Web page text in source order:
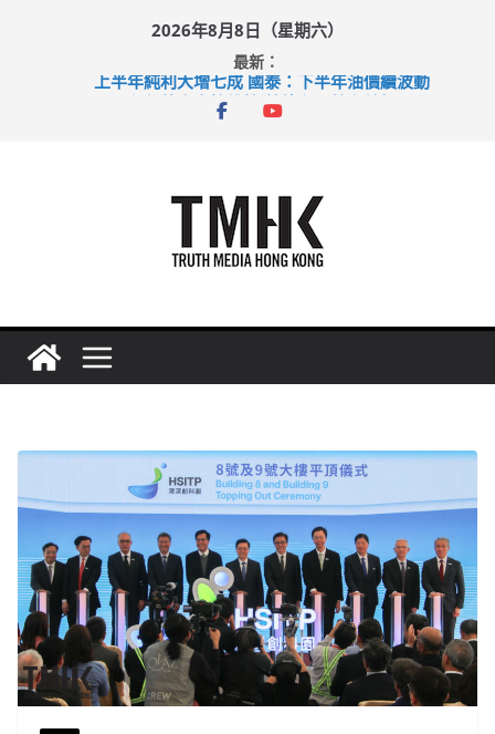
2026年8月8日（星期六）
最新：
上半年純利大增七成 國泰：下半年油價續波動
拜仁熱身賽挫維拉 啟德主場館奪錦標